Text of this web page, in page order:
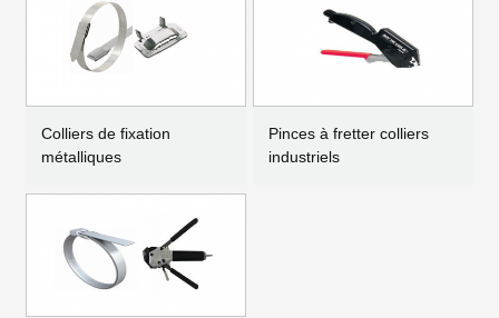
Colliers de fixation
métalliques
Pinces à fretter colliers
industriels